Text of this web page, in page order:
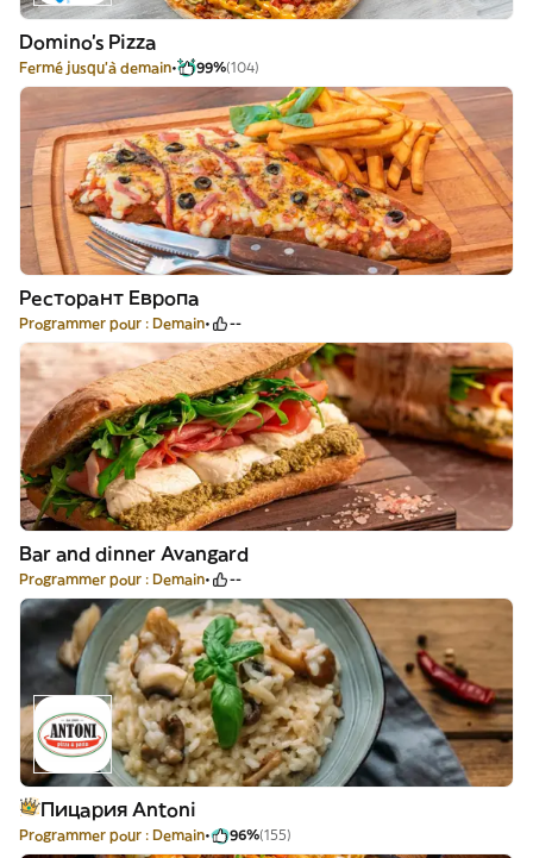
Domino's Pizza
Fermé jusqu'à demain 99%(104)
Ресторант Европа
Programmer pour : Demain --
Bar and dinner Avangard
Programmer pour : Demain --
Пицария Antoni
Programmer pour : Demain 96%(155)